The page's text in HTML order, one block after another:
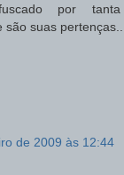
por
suas pertenças...
de 2009 às 12:44